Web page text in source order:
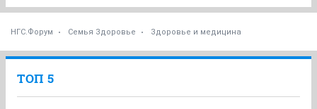
НГС.Форум Семья Здоровье Здоровье и медицина
ТОП 5